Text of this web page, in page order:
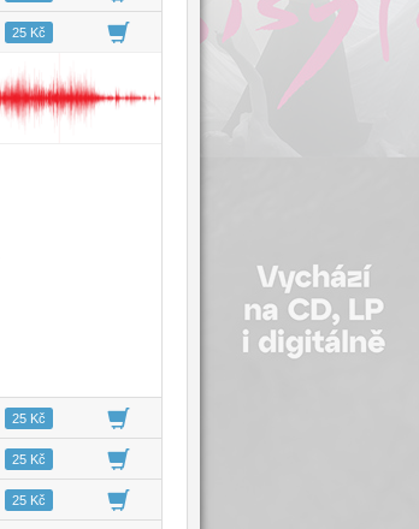
25 Kč
25 Kč
25 Kč
25 Kč